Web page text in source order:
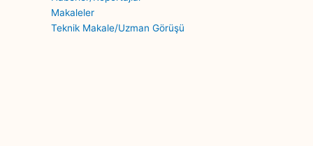
Makaleler
Teknik Makale/Uzman Görüşü